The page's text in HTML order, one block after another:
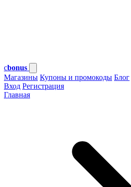
cbonus
Магазины Купоны и промокоды Блог
Вход Регистрация
Главная